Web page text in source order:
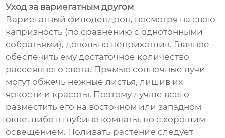
Уход за вариегатным другом
Вариегатный филодендрон, несмотря на свою
капризность (по сравнению с однотонными
собратьями), довольно неприхотлив. Главное –
обеспечить ему достаточное количество
рассеянного света. Прямые солнечные лучи
могут обжечь нежные листья, лишив их
яркости и красоты. Поэтому лучше всего
разместить его на восточном или западном
окне, либо в глубине комнаты, но с хорошим
освещением. Поливать растение следует